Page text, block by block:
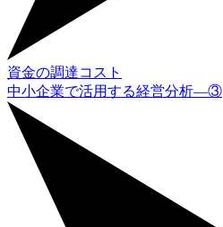
資金の調達コスト
中小企業で活用する経営分析―③